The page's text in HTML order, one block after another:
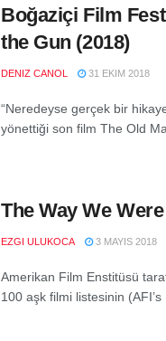
Boğaziçi Film
the Gun (2018)
DENIZ CANOL 31 EKIM 2018
“Neredeyse gerçek bir
yönettiği son film The Old
The Way We
EZGI ULUKOCA 3 MAYIS 2018
Amerikan Film Enstitüsü
100 aşk filmi listesinin